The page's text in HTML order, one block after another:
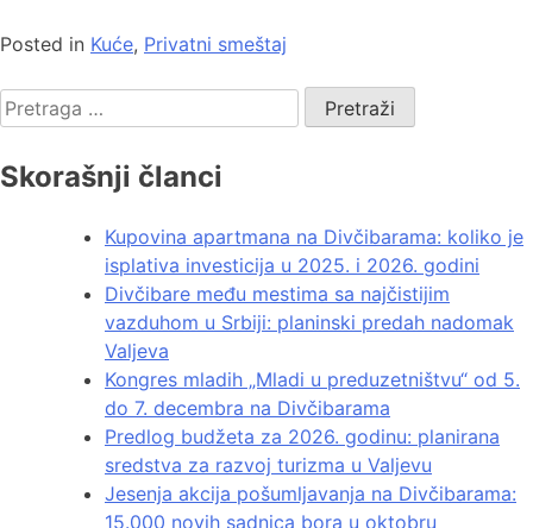
Posted in Kuće, Privatni smeštaj
Skorašnji članci
Kupovina apartmana na Divčibarama: koliko je
isplativa investicija u 2025. i 2026. godini
Divčibare među mestima sa najčistijim
vazduhom u Srbiji: planinski predah nadomak
Valjeva
Kongres mladih „Mladi u preduzetništvu“ od 5.
do 7. decembra na Divčibarama
Predlog budžeta za 2026. godinu: planirana
sredstva za razvoj turizma u Valjevu
Jesenja akcija pošumljavanja na Divčibarama:
15.000 novih sadnica bora u oktobru